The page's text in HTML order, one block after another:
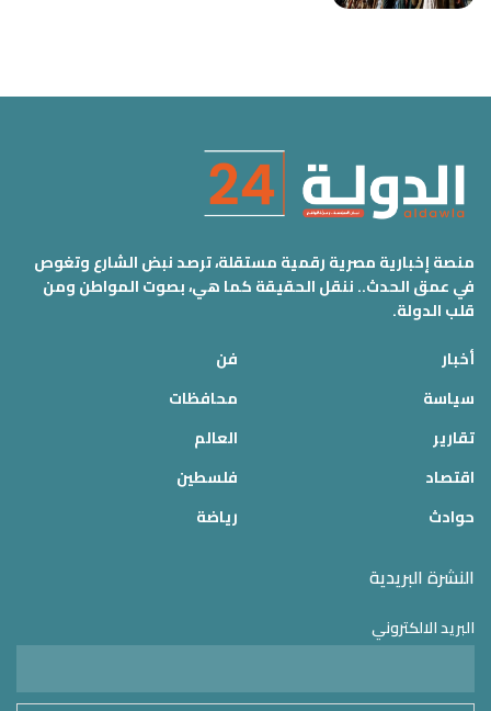
منصة إخبارية مصرية رقمية مستقلة، ترصد نبض الشارع وتغوص
في عمق الحدث.. ننقل الحقيقة كما هي، بصوت المواطن ومن
قلب الدولة.
أخبار
سياسة
تقارير
اقتصاد
حوادث
فن
محافظات
العالم
فلسطين
رياضة
النشرة البريدية
البريد الالكتروني